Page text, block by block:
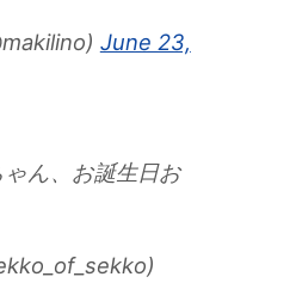
June 23,
ん、お誕生日お